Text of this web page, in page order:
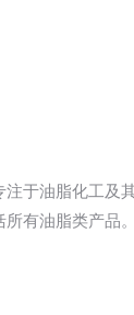
于油脂化工及
有油脂类产品。